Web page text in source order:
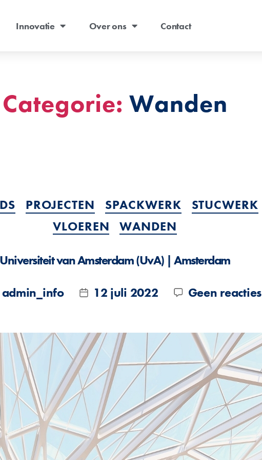
Innovatie Over ons Contact
Categorie: Wanden
PROJECTEN SPACKWERK STUCWERK
VLOEREN
WANDEN
Universiteit van Amsterdam (UvA) | Amsterdam
admin_info 12 juli 2022 Geen reacties